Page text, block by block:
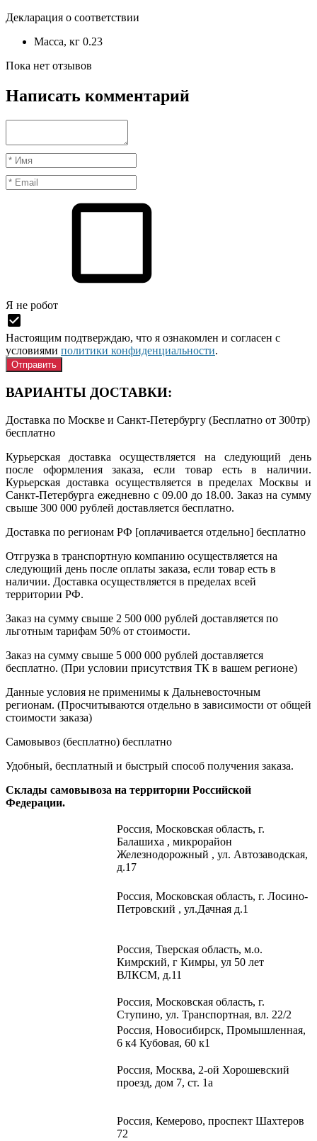
Декларация о соответствии
Масса, кг 0.23
Пока нет отзывов
Написать комментарий
Я нe рoбoт
Настоящим подтверждаю, что я ознакомлен и согласен с
условиями политики конфиденциальности.
ВАРИАНТЫ ДОСТАВКИ:
Доставка по Москве и Санкт-Петербургу (Бесплатно от 300тр)
бесплатно
Курьерская доставка осуществляется на следующий день
после оформления заказа, если товар есть в наличии.
Курьерская доставка осуществляется в пределах Москвы и
Санкт-Петербурга ежедневно с 09.00 до 18.00. Заказ на сумму
свыше 300 000 рублей доставляется бесплатно.
Доставка по регионам РФ [оплачивается отдельно] бесплатно
Отгрузка в транспортную компанию осуществляется на
следующий день после оплаты заказа, если товар есть в
наличии. Доставка осуществляется в пределах всей
территории РФ.
Заказ на сумму свыше 2 500 000 рублей доставляется по
льготным тарифам 50% от стоимости.
Заказ на сумму свыше 5 000 000 рублей доставляется
бесплатно. (При условии присутствия ТК в вашем регионе)
Данные условия не применимы к Дальневосточным
регионам. (Просчитываются отдельно в зависимости от общей
стоимости заказа)
Самовывоз (бесплатно) бесплатно
Удобный, бесплатный и быстрый способ получения заказа.
Склады самовывоза на территории Российской
Федерации.
Россия, Московская область, г.
Балашиха , микрорайон
Железнодорожный , ул. Автозаводская,
д.17
Россия, Московская область, г. Лосино-
Петровский , ул.Дачная д.1
Россия, Тверская область, м.о.
Кимрский, г Кимры, ул 50 лет
ВЛКСМ, д.11
Россия, Московская область, г.
Ступино, ул. Транспортная, вл. 22/2​
Россия, Новосибирск, Промышленная,
6 к4 Кубовая, 60 к1​
Россия, Москва, 2-ой Хорошевский
проезд, дом 7, ст. 1а
Россия, Кемерово, проспект Шахтеров
72